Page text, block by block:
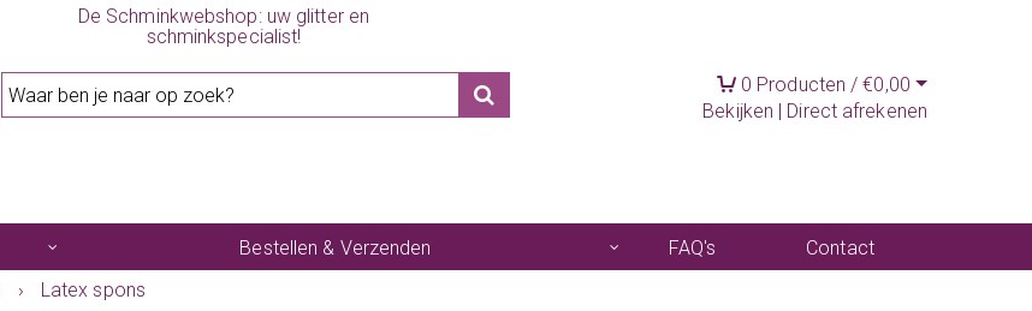
De Schminkwebshop: uw glitter en
schminkspecialist!
0 Producten /€0,00
Bekijken | Direct afrekenen
Bestellen & Verzenden FAQ's
Contact
› Latex spons